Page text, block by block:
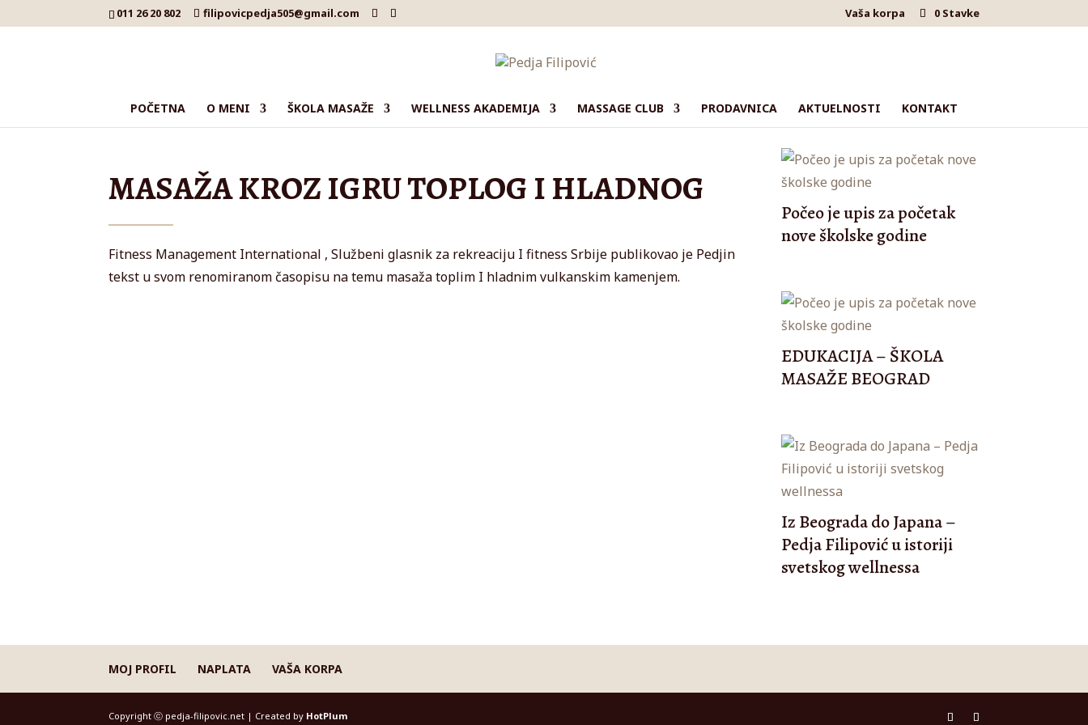
011 26 20 802 filipovicpedja505@gmail.com Vaša korpa 0 Stavke
POČETNA O MENI ŠKOLA MASAŽE WELLNESS AKADEMIJA MASSAGE CLUB PRODAVNICA AKTUELNOSTI KONTAKT
MASAŽA KROZ IGRU TOPLOG I HLADNOG
Fitness Management International , Službeni glasnik za rekreaciju I fitness Srbije publikovao je Pedjin
tekst u svom renomiranom časopisu na temu masaža toplim I hladnim vulkanskim kamenjem.
Počeo je upis za početak
nove školske godine
EDUKACIJA – ŠKOLA
MASAŽE BEOGRAD
Iz Beograda do Japana –
Pedja Filipović u istoriji
svetskog wellnessa
MOJ PROFIL NAPLATA VAŠA KORPA
Copyright ⓒ pedja-filipovic.net | Created by HotPlum